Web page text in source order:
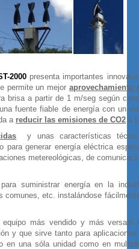
2000 presenta importantes
permite un mejoraprovechamiento
brisa a partir de 1 m/seg según
fuente fiable de energía con un
a reducir las emisiones de CO2 a
y unas características
para generar energía eléctrica
metereológicas, de
suministrar energía en la
comunes, etc. instalándose
más vendido y más versatil
y que sirve tanto para
en una sóla unidad como en